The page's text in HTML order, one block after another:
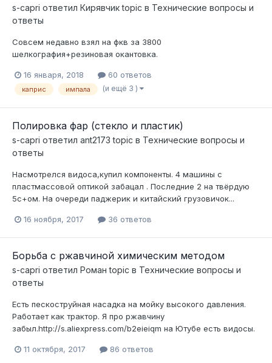
s-capri ответил Кирявчикtopic в Технические вопросы и
ответы
Совсем недавно взял на фкв за 3800
шелкография+резиновая окантовка.
16 января, 2018 60 ответов
каприс импала (и ещё 3 )
Полировка фар (стекло и пластик)
s-capri ответил ant2173 topic в Технические вопросы и
ответы
Насмотрелся видоса,купил компоненты. 4 машины с
пластмассовой оптикой забацал . Последние 2 на твёрдую
5с+ом. На очереди паджерик и китайский грузовичок...
16 ноября, 2017 36 ответов
Борьба с ржавчиной химическим методом
s-capri ответил Роман topic в Технические вопросы и
ответы
Есть пескоструйная насадка на мойку высокого давления.
Работает как трактор. Я про ржавчину
забыл.http://s.aliexpress.com/b2eieiqm на Ютубе есть видосы.
11 октября, 2017 86 ответов